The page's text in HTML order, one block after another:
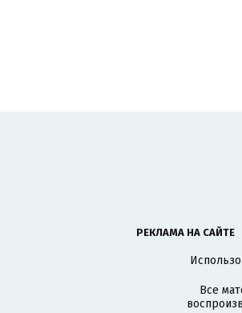
РЕКЛАМА НА САЙТЕ
Все